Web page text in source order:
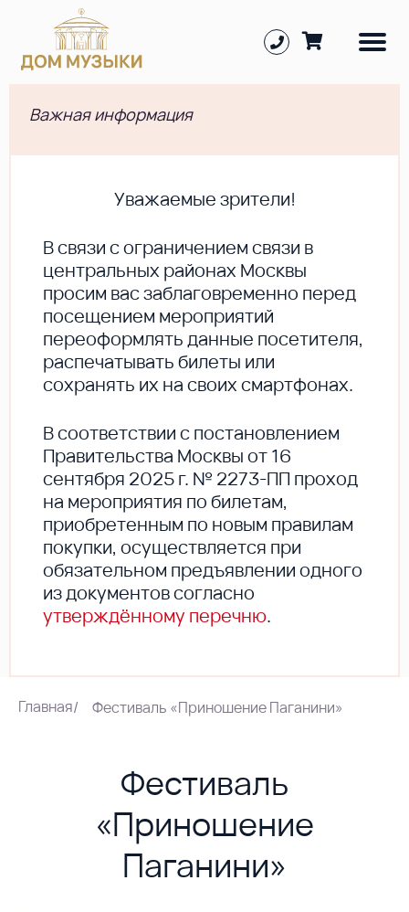
Важная информация
Уважаемые зрители!
В cвязи с ограничением связи в
центральных районах Москвы
просим вас заблаговременно перед
посещением мероприятий
переоформлять данные посетителя,
распечатывать билеты или
сохранять их на своих смартфонах.
В соответствии с постановлением
Правительства Москвы от 16
сентября 2025 г. № 2273-ПП проход
на мероприятия по билетам,
приобретенным по новым правилам
покупки, осуществляется при
обязательном предъявлении одного
из документов согласно
утверждённому перечню.
Главная/ Фестиваль «Приношение Паганини»
Фестиваль
«Приношение
Паганини»